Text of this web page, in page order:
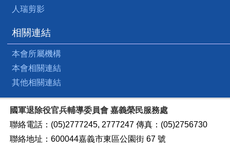
人瑞剪影
相關連結
本會所屬機構
本會相關連結
其他相關連結
國軍退除役官兵輔導委員會 嘉義榮民服務處
聯絡電話：(05)2777245, 2777247 傳真：(05)2756730
聯絡地址：600044嘉義市東區公園街 67 號